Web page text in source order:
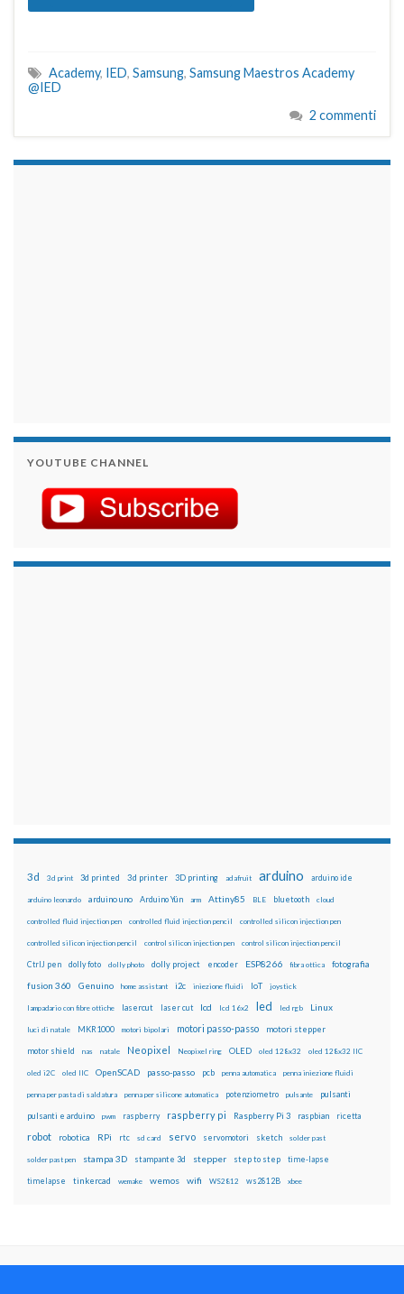
Academy, IED, Samsung, Samsung Maestros Academy
@IED
2 commenti
YOUTUBE CHANNEL
3d 3d print 3d printed 3d printer 3D printing adafruit arduino arduino ide
arduino leonardo arduino uno Arduino Yún arm Attiny85 BLE bluetooth cloud
controlled fluid injection pen controlled fluid injection pencil controlled silicon injection pen
controlled silicon injection pencil control silicon injection pen control silicon injection pencil
CtrlJ pen dolly foto dolly photo dolly project encoder ESP8266 fibra ottica fotografia
fusion 360 Genuino home assistant i2c iniezione fluidi IoT joystick
lampadario con fibre ottiche lasercut laser cut lcd lcd 16x2 led led rgb Linux
luci di natale MKR1000 motori bipolari motori passo-passo motori stepper
motor shield nas natale Neopixel Neopixel ring OLED oled 128x32 oled 128x32 IIC
oled i2C oled IIC OpenSCAD passo-passo pcb penna automatica penna iniezione fluidi
penna per pasta di saldatura penna per silicone automatica potenziometro pulsante pulsanti
pulsanti e arduino pwm raspberry raspberry pi Raspberry Pi 3 raspbian ricetta
robot robotica RPi rtc sd card servo servomotori sketch solder past
solder past pen stampa 3D stampante 3d stepper step to step time-lapse
timelapse tinkercad wemake wemos wifi WS2812 ws2812B xbee